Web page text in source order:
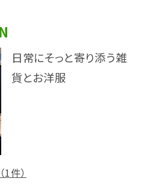
日常にそっと寄り添う雑
貨とお洋服
（1件）